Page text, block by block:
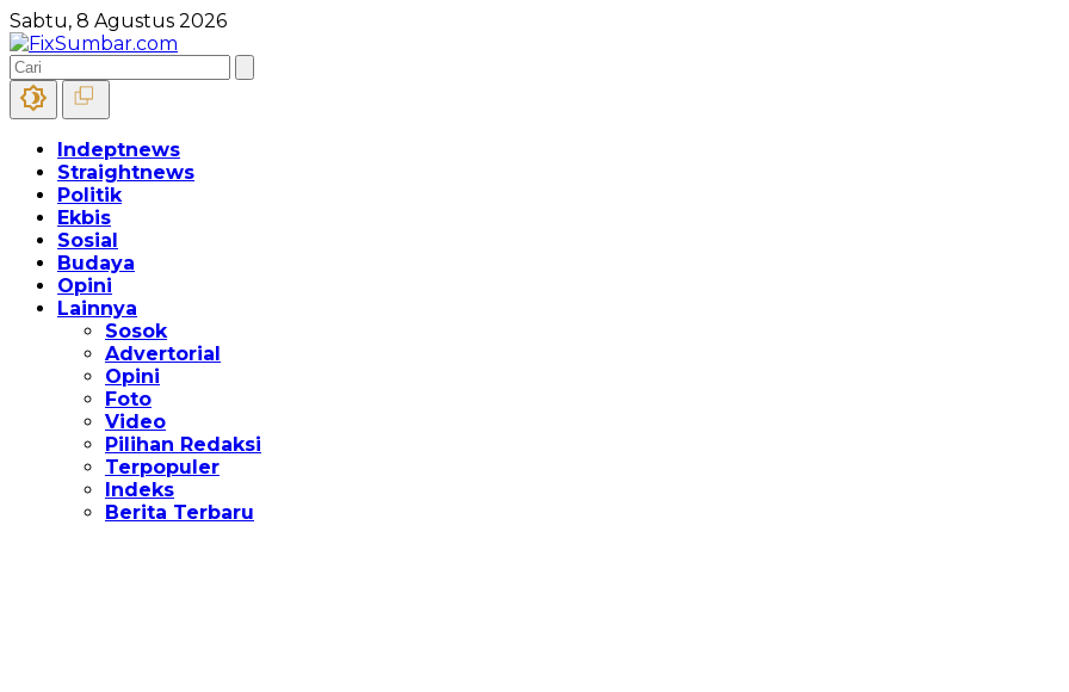
Sabtu, 8 Agustus 2026
Indeptnews
Straightnews
Politik
Ekbis
Sosial
Budaya
Opini
Lainnya
Sosok
Advertorial
Opini
Foto
Video
Pilihan Redaksi
Terpopuler
Indeks
Berita Terbaru